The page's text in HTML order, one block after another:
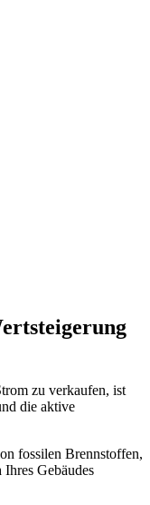
zu verkaufen, ist
die aktive
fossilen Brennstoffen,
Ihres Gebäudes